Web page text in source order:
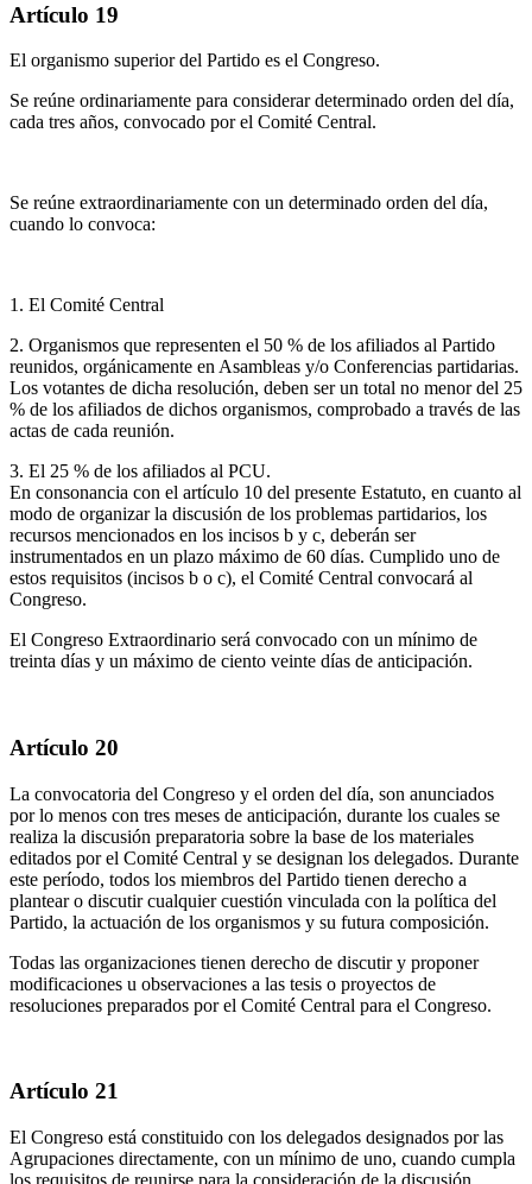
Artículo 19
El organismo superior del Partido es el Congreso.
Se reúne ordinariamente para considerar determinado orden del día,
cada tres años, convocado por el Comité Central.
Se reúne extraordinariamente con un determinado orden del día,
cuando lo convoca:
1. El Comité Central
2. Organismos que representen el 50 % de los afiliados al Partido
reunidos, orgánicamente en Asambleas y/o Conferencias partidarias.
Los votantes de dicha resolución, deben ser un total no menor del 25
% de los afiliados de dichos organismos, comprobado a través de las
actas de cada reunión.
3. El 25 % de los afiliados al PCU.
En consonancia con el artículo 10 del presente Estatuto, en cuanto al
modo de organizar la discusión de los problemas partidarios, los
recursos mencionados en los incisos b y c, deberán ser
instrumentados en un plazo máximo de 60 días. Cumplido uno de
estos requisitos (incisos b o c), el Comité Central convocará al
Congreso.
El Congreso Extraordinario será convocado con un mínimo de
treinta días y un máximo de ciento veinte días de anticipación.
Artículo 20
La convocatoria del Congreso y el orden del día, son anunciados
por lo menos con tres meses de anticipación, durante los cuales se
realiza la discusión preparatoria sobre la base de los materiales
editados por el Comité Central y se designan los delegados. Durante
este período, todos los miembros del Partido tienen derecho a
plantear o discutir cualquier cuestión vinculada con la política del
Partido, la actuación de los organismos y su futura composición.
Todas las organizaciones tienen derecho de discutir y proponer
modificaciones u observaciones a las tesis o proyectos de
resoluciones preparados por el Comité Central para el Congreso.
Artículo 21
El Congreso está constituido con los delegados designados por las
Agrupaciones directamente, con un mínimo de uno, cuando cumpla